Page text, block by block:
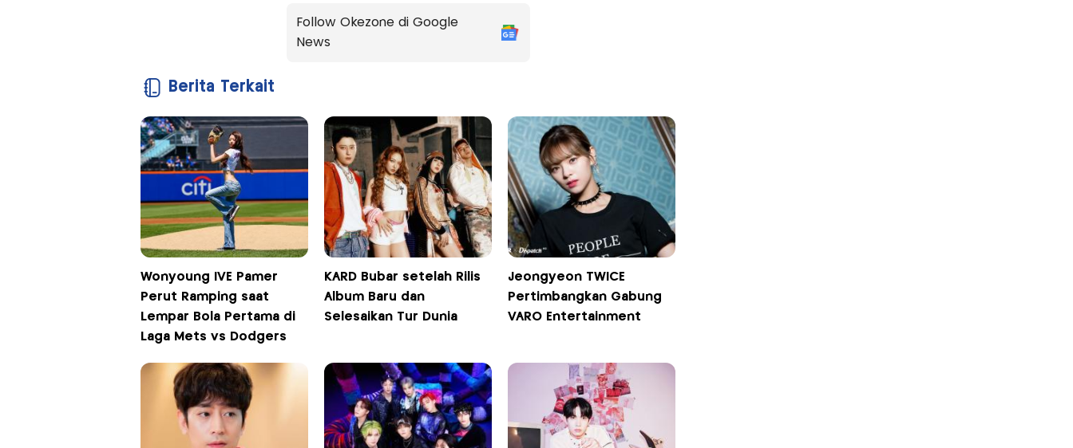
Follow Okezone di Google
News
Berita Terkait
Wonyoung IVE Pamer
Perut Ramping saat
Lempar Bola Pertama di
Laga Mets vs Dodgers
KARD Bubar setelah Rilis
Album Baru dan
Selesaikan Tur Dunia
Jeongyeon TWICE
Pertimbangkan Gabung
VARO Entertainment